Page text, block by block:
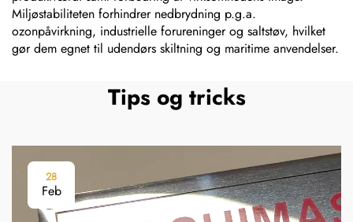
Miljøstabiliteten forhindrer nedbrydning p.g.a.
ozonpåvirkning, industrielle forureninger og saltstøv, hvilket
gør dem egnet til udendørs skiltning og maritime anvendelser.
Tips og tricks
28
Feb